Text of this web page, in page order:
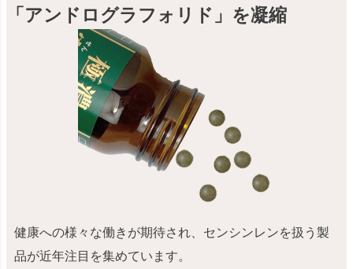
「アンドログラフォリド」を凝縮
健康への様々な働きが期待され、センシンレンを扱う製
品が近年注目を集めています。